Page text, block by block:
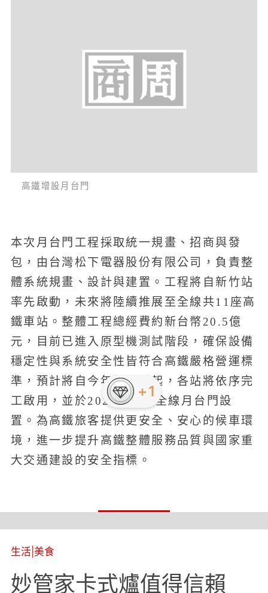
高鐵增設月台門
本次月台門工程採取統一規畫、招商與發
包，由台灣松下電器股份有限公司，負責整
體系統規畫、設計與建置。工程將自新竹站
率先啟動，未來將陸續推展至全線共11座高
鐵車站。整體工程總經費約新台幣20.5億
元，目前已進入原型機測試階段，確保設備
穩定性與系統安全性皆符合高鐵嚴格營運標
準，預計將自今年第四季起，各站將依序完
工啟用，並於2028年完成全線月台門設
置。為高鐵旅客提供更安全、安心的候車環
境，進一步提升高鐵整體服務品質與國家重
大交通建設的安全指標。
生活 美食
妙管家卡式爐值得信賴